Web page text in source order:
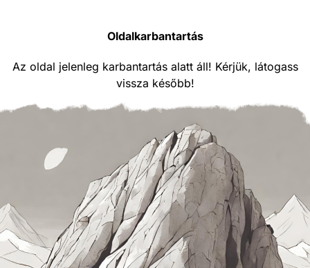
Oldalkarbantartás
Az oldal jelenleg karbantartás alatt áll! Kérjük, látogass
vissza később!